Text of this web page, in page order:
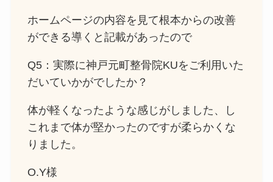
ホームページの内容を見て根本からの改善
ができる導くと記載があったので
Q5：実際に神戸元町整骨院KUをご利用いた
だいていかがでしたか？
体が軽くなったような感じがしました、し
これまで体が堅かったのですが柔らかくな
りました。
O.Y様